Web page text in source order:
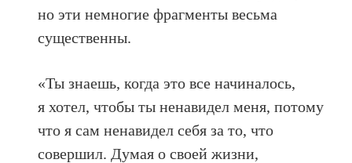
но эти немногие фрагменты весьма
существенны.
«Ты знаешь, когда это все начиналось,
я хотел, чтобы ты ненавидел меня, потому
что я сам ненавидел себя за то, что
совершил. Думая о своей жизни,